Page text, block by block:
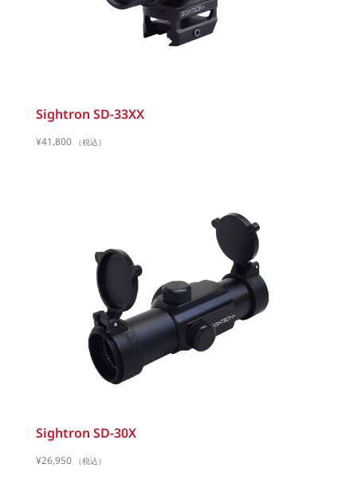
Sightron SD-33XX
¥41,800 （税込）
Sightron SD-30X
¥26,950 （税込）